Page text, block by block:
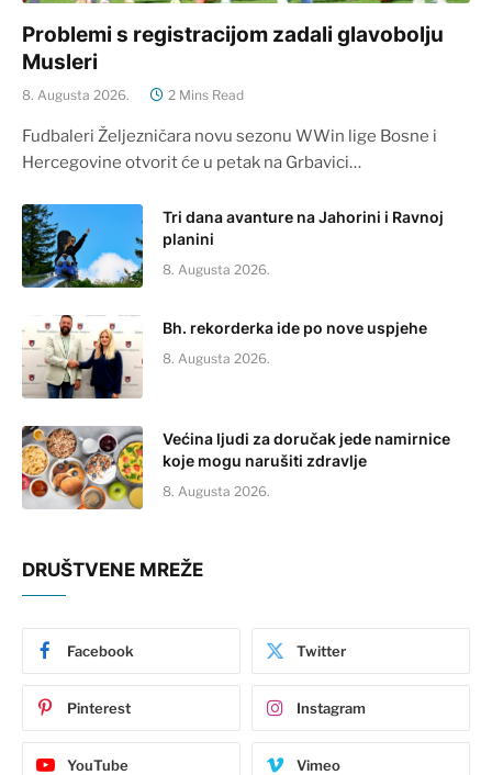
Problemi s registracijom zadali glavobolju
Musleri
8. Augusta 2026. 2 Mins Read
Fudbaleri Željezničara novu sezonu WWin lige Bosne i
Hercegovine otvorit će u petak na Grbavici…
Tri dana avanture na Jahorini i Ravnoj
planini
8. Augusta 2026.
Bh. rekorderka ide po nove uspjehe
8. Augusta 2026.
Većina ljudi za doručak jede namirnice
koje mogu narušiti zdravlje
8. Augusta 2026.
DRUŠTVENE MREŽE
Facebook Twitter
Pinterest Instagram
YouTube Vimeo